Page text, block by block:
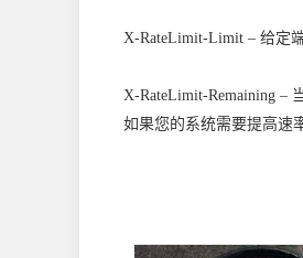
X-RateLimit-Limit – 给定
X-RateLimit-Remaining –
如果您的系统需要提高速